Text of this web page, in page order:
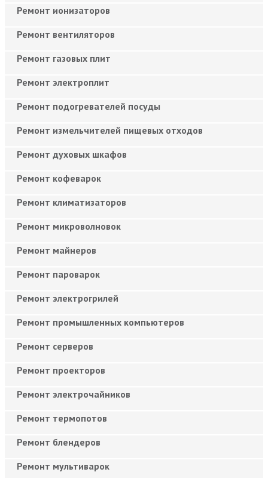
Ремонт ионизаторов
Ремонт вентиляторов
Ремонт газовых плит
Ремонт электроплит
Ремонт подогревателей посуды
Ремонт измельчителей пищевых отходов
Ремонт духовых шкафов
Ремонт кофеварок
Ремонт климатизаторов
Ремонт микроволновок
Ремонт майнеров
Ремонт пароварок
Ремонт электрогрилей
Ремонт промышленных компьютеров
Ремонт серверов
Ремонт проекторов
Ремонт электрочайников
Ремонт термопотов
Ремонт блендеров
Ремонт мультиварок